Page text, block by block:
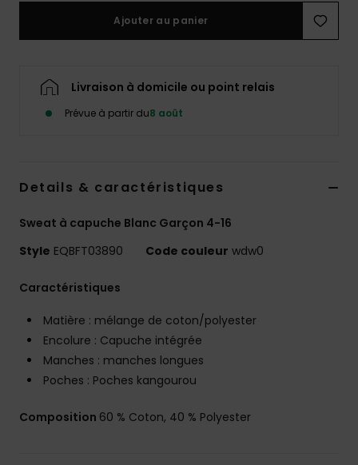
Ajouter au panier
Livraison à domicile ou point relais
Prévue à partir du8 août
Details & caractéristiques
Sweat à capuche Blanc Garçon 4-16
Style EQBFT03890 Code couleur wdw0
Caractéristiques
Matière : mélange de coton/polyester
Encolure : Capuche intégrée
Manches : manches longues
Poches : Poches kangourou
Composition 60 % Coton, 40 % Polyester